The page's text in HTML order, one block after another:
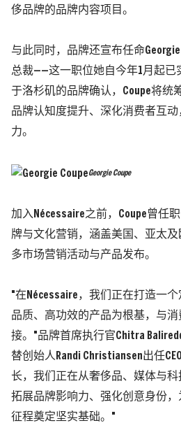
侈品牌的品牌内容项目。
与此同时，品牌还宣布任命
总裁——这一职位她自今年1月起已
于洛杉矶的品牌确认，Coupe将统
品牌认知度提升、深化消费者互
力。
Georgie Coupe
加入Nécessaire之前，Coupe曾任
牌与文化营销，涵盖美国、亚太
多市场营销活动与产品发布。
"在Nécessaire，我们正在打造一
品质、高功效的产品为根基，与
接。"品牌首席执行官Chitra
替创始人Randi Christiansen出任
长，我们正在从奢侈品、媒体与
拓展品牌影响力、强化创意身份，
征程奠定坚实基础。"